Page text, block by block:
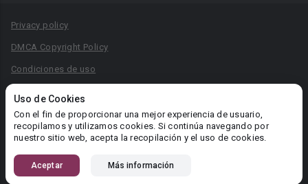
Uso de Cookies
Con el fin de proporcionar una mejor experiencia de usuario,
recopilamos y utilizamos cookies. Si continúa navegando por
nuestro sitio web, acepta la recopilación y el uso de cookies.
Aceptar Más información
Privacy policy
DMCA Copyright Policy
Condiciones de uso
Reglas para la publicación de libros
Área RR.PP.: pr@booknet.com
© 2026 Booknet. Todos los derechos reservados.